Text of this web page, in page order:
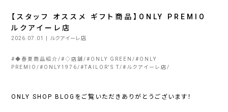
【スタッフ オススメ ギフト商品】ONLY PREMIO
ルクアイーレ店
2026.07.01 | ルクアイーレ店
#◆春夏商品紹介 #◇店舗 # ONLY GREEN # ONLY
PREMIO # ONLY1976 #TAILOR'S T # ルクアイーレ店
ONLY SHOP BLOGをご覧いただきありがとうございます！